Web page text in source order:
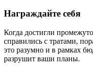
Награждайте себя
Когда достигли
справились с тратами,
это разумно и в рамках
разрушит ваши планы.